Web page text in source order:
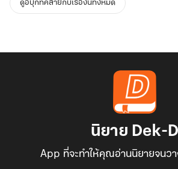
ดูอีบุ๊กที่คล้ายกับเรื่องนี้ทั้งหมด
นิยาย Dek-D
App ที่จะทำให้คุณอ่านนิยายจนว